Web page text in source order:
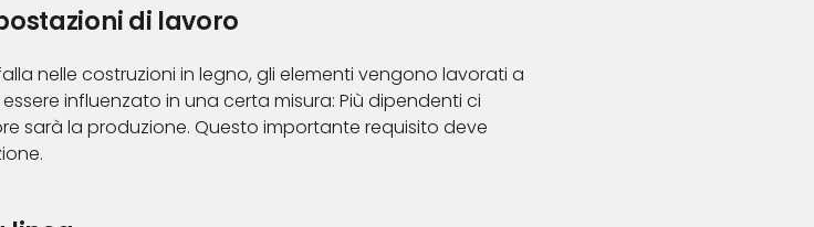
di lavoro
nelle costruzioni in legno, gli elementi vengono lavorati a
influenzato in una certa misura: Più dipendenti ci
sarà la produzione. Questo importante requisito deve